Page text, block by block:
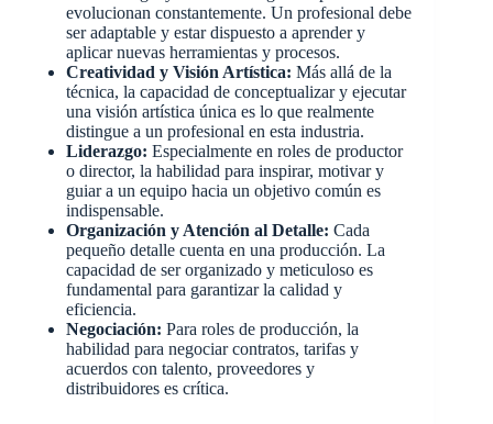
evolucionan constantemente. Un profesional debe
ser adaptable y estar dispuesto a aprender y
aplicar nuevas herramientas y procesos.
Creatividad y Visión Artística: Más allá de la
técnica, la capacidad de conceptualizar y ejecutar
una visión artística única es lo que realmente
distingue a un profesional en esta industria.
Liderazgo: Especialmente en roles de productor
o director, la habilidad para inspirar, motivar y
guiar a un equipo hacia un objetivo común es
indispensable.
Organización y Atención al Detalle: Cada
pequeño detalle cuenta en una producción. La
capacidad de ser organizado y meticuloso es
fundamental para garantizar la calidad y
eficiencia.
Negociación: Para roles de producción, la
habilidad para negociar contratos, tarifas y
acuerdos con talento, proveedores y
distribuidores es crítica.